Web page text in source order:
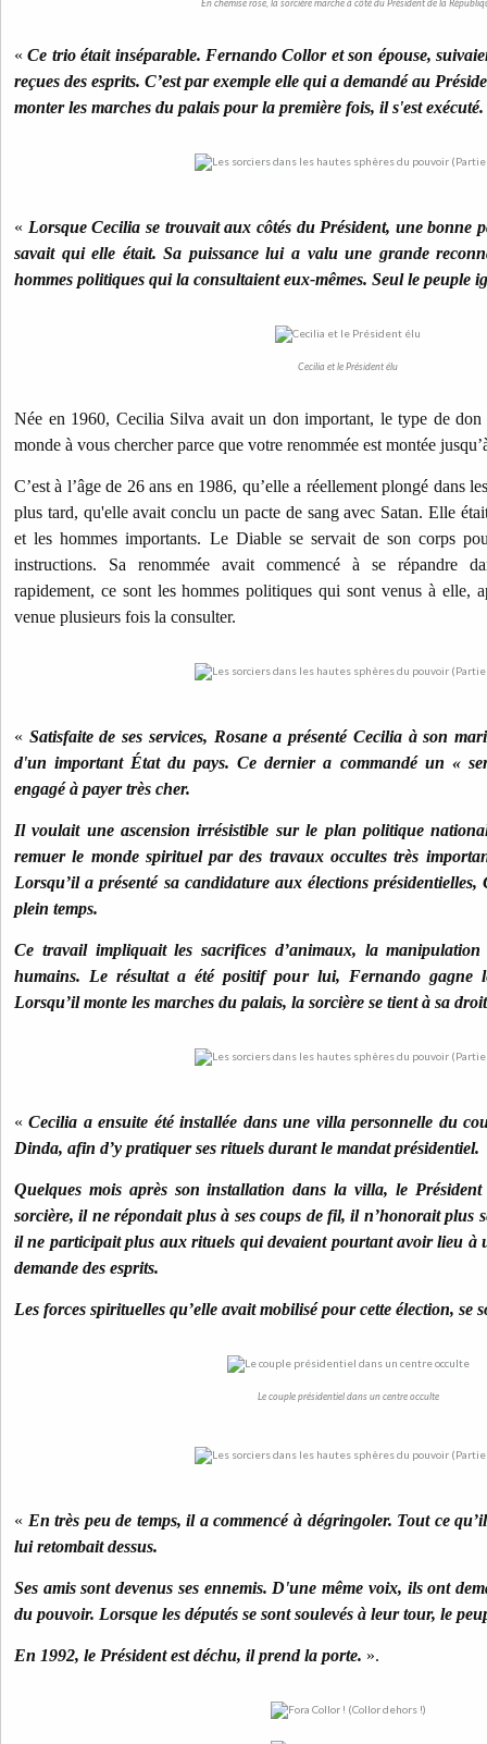
En chemise rose, la sorcière marche à côté du Président de la
«Ce trio était inséparable. Fernando Collor et son épouse,
reçues des esprits. C’est par exemple elle qui a demandé au
monter les marches du palais pour la première fois, il s'est exécuté.
« Lorsque Cecilia se trouvait aux côtés du Président, une bonne
savait qui elle était. Sa puissance lui a valu une grande
hommes politiques qui la consultaient eux-mêmes. Seul le peuple
Cecilia et le Président élu
Née en 1960, Cecilia Silva avait un don important, le type de don
monde à vous chercher parce que votre renommée est montée
C’est à l’âge de 26 ans en 1986, qu’elle a réellement plongé dans
plus tard, qu'elle avait conclu un pacte de sang avec Satan. Elle
et les hommes importants. Le Diable se servait de son corps
instructions. Sa renommée avait commencé à se répandre
rapidement, ce sont les hommes politiques qui sont venus à elle,
venue plusieurs fois la consulter.
« Satisfaite de ses services, Rosane a présenté Cecilia à son
d'un important État du pays. Ce dernier a commandé un «
engagé à payer très cher.
Il voulait une ascension irrésistible sur le plan politique
remuer le monde spirituel par des travaux occultes très
Lorsqu’il a présenté sa candidature aux élections
plein temps.
Ce travail impliquait les sacrifices d’animaux, la
humains. Le résultat a été positif pour lui, Fernando gagne
Lorsqu’il monte les marches du palais, la sorcière se tient à sa
«Cecilia a ensuite été installée dans une villa personnelle du
Dinda, afin d’y pratiquer ses rituels durant le mandat présidentiel.
Quelques mois après son installation dans la villa, le
sorcière, il ne répondait plus à ses coups de fil, il n’honorait plus
il ne participait plus aux rituels qui devaient pourtant avoir lieu à
demande des esprits.
Les forces spirituelles qu’elle avait mobilisé pour cette élection, se
Le couple présidentiel dans un centre occulte
« En très peu de temps, il a commencé à dégringoler. Tout ce
lui retombait dessus.
Ses amis sont devenus ses ennemis. D'une même voix, ils ont
du pouvoir. Lorsque les députés se sont soulevés à leur tour, le
En 1992, le Président est déchu, il prend la porte. ».